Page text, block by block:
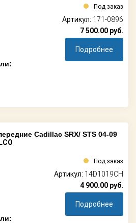
Под заказ
Артикул: 171-0896
7 500.00 руб.
Подробнее
Cadillac SRX/ STS 04-09
Под заказ
Артикул: 14D1019CH
4 900.00 руб.
Подробнее